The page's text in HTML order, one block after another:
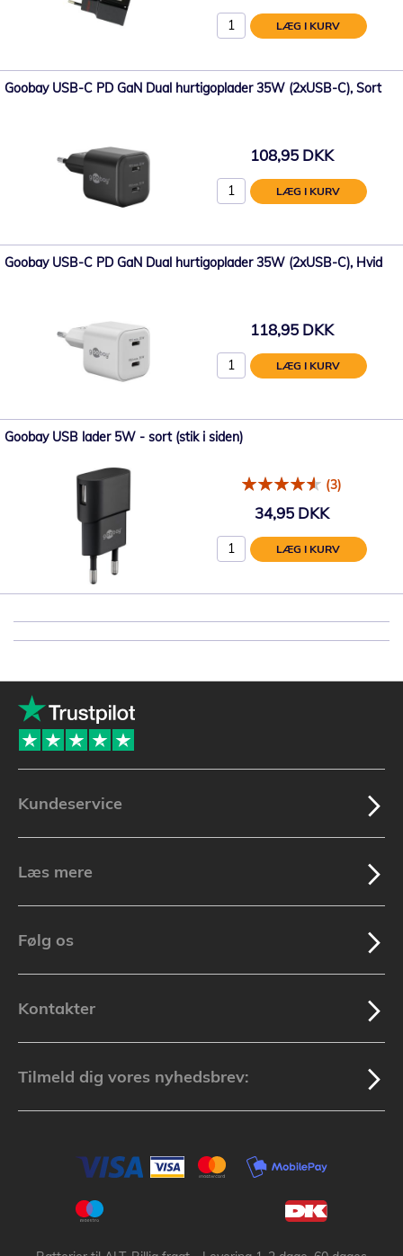
LÆG I KURV
Goobay USB-C PD GaN Dual hurtigoplader 35W (2xUSB-C), Sort
108,95 DKK
LÆG I KURV
Goobay USB-C PD GaN Dual hurtigoplader 35W (2xUSB-C), Hvid
118,95 DKK
LÆG I KURV
Goobay USB lader 5W - sort (stik i siden)
(3)
34,95 DKK
LÆG I KURV
Kundeservice
Læs mere
Følg os
Kontakter
Tilmeld dig vores nyhedsbrev: